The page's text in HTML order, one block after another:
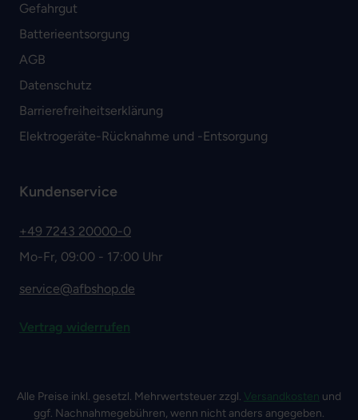
Gefahrgut
Batterieentsorgung
AGB
Datenschutz
Barrierefreiheitserklärung
Elektrogeräte-Rücknahme und -Entsorgung
Kundenservice
+49 7243 20000-0
Mo-Fr, 09:00 - 17:00 Uhr
service@afbshop.de
Vertrag widerrufen
Alle Preise inkl. gesetzl. Mehrwertsteuer zzgl. Versandkosten und
ggf. Nachnahmegebühren, wenn nicht anders angegeben.